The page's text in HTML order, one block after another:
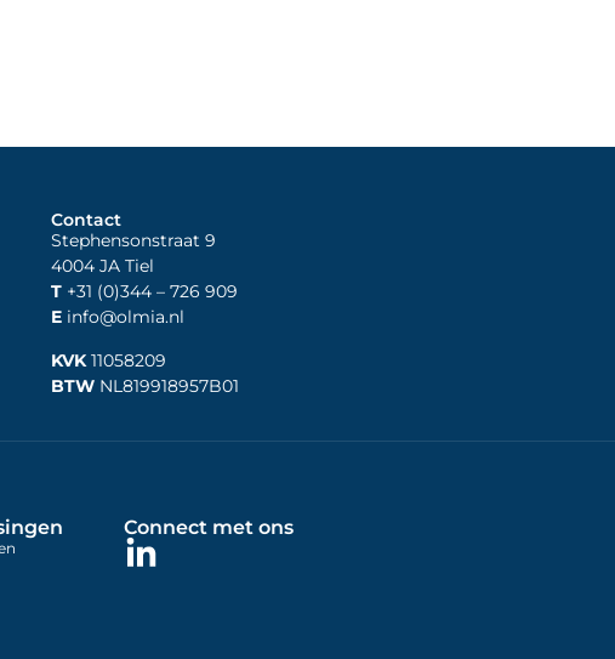
Contact
Stephensonstraat 9
4004 JA Tiel
T+31 (0)344– 726 909
Einfo@olmia.nl
KVK11058209
BTWNL819918957B01
Connect met ons